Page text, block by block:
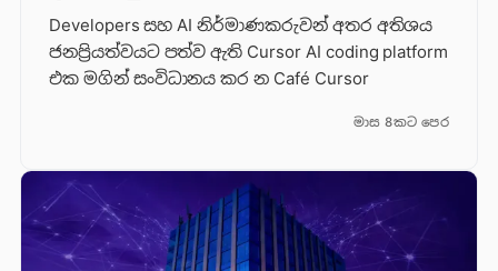
Developers සහ AI නිර්මාණකරුවන් අතර අතිශය
ජනප්‍රියත්වයට පත්ව ඇති Cursor AI coding platform
එක මගින් සංවිධානය කර න Café Cursor
මාස 8කට පෙර